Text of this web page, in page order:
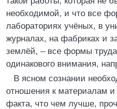
необходимой, и что все
лабораториях учёных, в
журналах, на фабриках и
землёй, – все формы
одинакового внимания,
В ясном сознании
отношения к материалам и
факта, что чем лучше,